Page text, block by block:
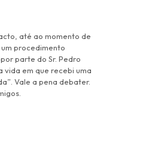
até ao momento de
procedimento
parte do Sr. Pedro
vida em que recebi uma
Vale a pena debater.